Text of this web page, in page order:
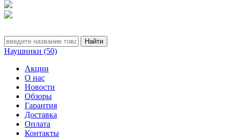
Наушники (50)
Акции
О нас
Новости
Обзоры
Гарантия
Доставка
Оплата
Контакты